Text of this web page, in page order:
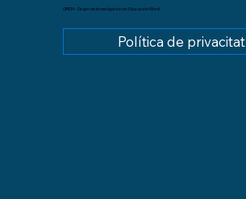
GREM - Grupo de Investigación en Educación Moral
Política de privacitat